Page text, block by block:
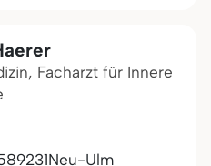
Facharzt für Innere
89231Neu-Ulm